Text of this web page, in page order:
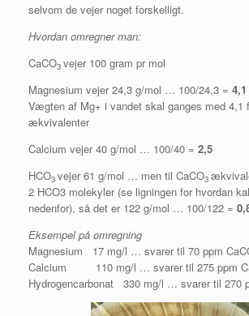
selvom de vejer noget forskelligt.
Hvordan omregner man:
CaCO3 vejer 100 gram pr mol
Magnesium vejer 24,3 g/mol … 100/24,3 = 4,1
Vægten af Mg+ i vandet skal ganges med 4,1
ækvivalenter
Calcium vejer 40 g/mol … 100/40 = 2,5
HCO3 vejer 61 g/mol … men til CaCO3
2 HCO3 molekyler (se ligningen for hvordan
nedenfor), så det er 122 g/mol … 100/122 =
Eksempel på omregning
Magnesium 17 mg/l … svarer til 70 ppm
Calcium 110 mg/l … svarer til 275 ppm
Hydrogencarbonat 330 mg/l … svarer til 270